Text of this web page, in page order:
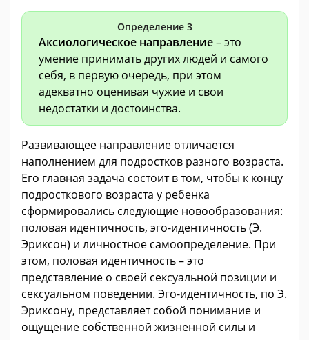
Определение 3
Аксиологическое направление– это
умение принимать других людей и самого
себя, в первую очередь, при этом
адекватно оценивая чужие и свои
недостатки и достоинства.
Развивающее направление отличается
наполнением для подростков разного возраста.
Его главная задача состоит в том, чтобы к концу
подросткового возраста у ребенка
сформировались следующие новообразования:
половая идентичность, эго-идентичность (Э.
Эриксон) и личностное самоопределение. При
этом, половая идентичность – это
представление о своей сексуальной позиции и
сексуальном поведении. Эго-идентичность, по Э.
Эриксону, представляет собой понимание и
ощущение собственной жизненной силы и